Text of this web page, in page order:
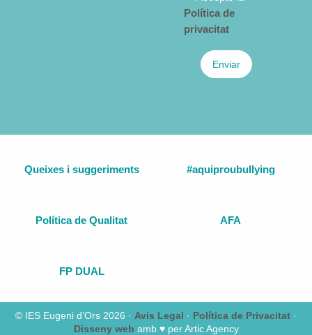
Política de
privacitat
Enviar
Queixes i suggeriments #aquiproubullying
Política de Qualitat AFA
FP DUAL
© IES Eugeni d’Ors 2026 · Avis Legal · Política de Privacitat ·
Disseny web amb ♥️ per Artic Agency